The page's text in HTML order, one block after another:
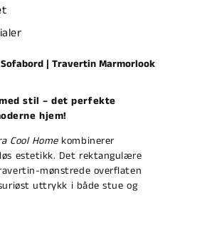
| Travertin Marmorlook
stil – det perfekte
hjem!
Cool Homekombinerer
estetikk. Det rektangulære
mønstrede overflaten
uttrykk i både stue og